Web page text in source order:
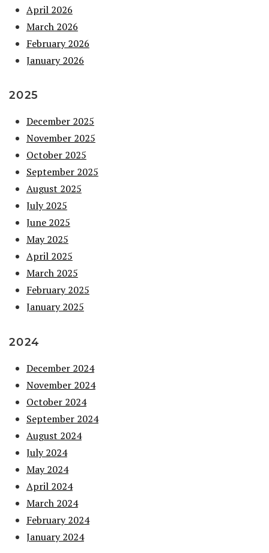
April 2026
March 2026
February 2026
January 2026
2025
December 2025
November 2025
October 2025
September 2025
August 2025
July 2025
June 2025
May 2025
April 2025
March 2025
February 2025
January 2025
2024
December 2024
November 2024
October 2024
September 2024
August 2024
July 2024
May 2024
April 2024
March 2024
February 2024
January 2024